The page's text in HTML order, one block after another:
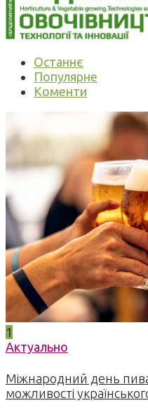
Останнє
Популярне
Коменти
1
Актуально
Міжнародний день
можливості